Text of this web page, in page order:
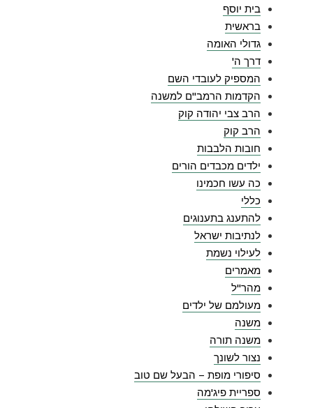
בית יוסף
בראשית
גדולי האומה
דרך ה'
המספיק לעובדי השם
הקדמות הרמב"ם למשנה
הרב צבי יהודה קוק
הרב קוק
חובות הלבבות
ילדים מכבדים הורים
כה עשו חכמינו
כללי
להתענג בתענוגים
לנתיבות ישראל
לעילוי נשמת
מאמרים
מהר"ל
מעולמם של ילדים
משנה
משנה תורה
נצור לשונך
סיפורי מופת – הבעל שם טוב
ספריית פיג'מה